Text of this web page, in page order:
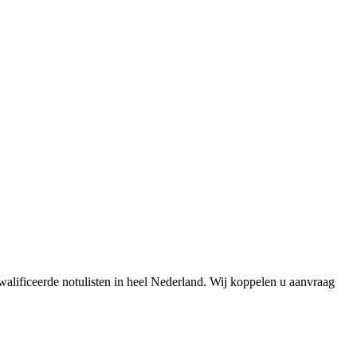
notulisten in heel Nederland. Wij koppelen u aanvraag